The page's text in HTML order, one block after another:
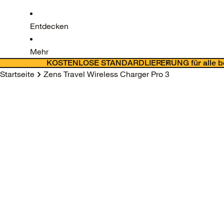
Entdecken
Mehr
KOSTENLOSE STANDARDLIEFERUNG für alle
Startseite Zens Travel Wireless Charger Pro 3